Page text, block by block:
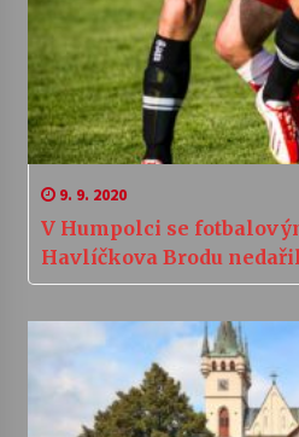
9. 9. 2020
V Humpolci se
Havlíčkova Brodu